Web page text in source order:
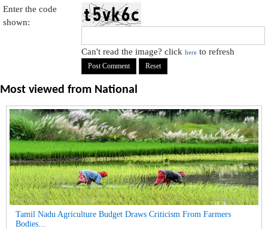
Enter the code
shown:
Can't read the image? clickhere to refresh
Most viewed from National
Tamil Nadu Agriculture Budget Draws Criticism From Farmers
Bodies...